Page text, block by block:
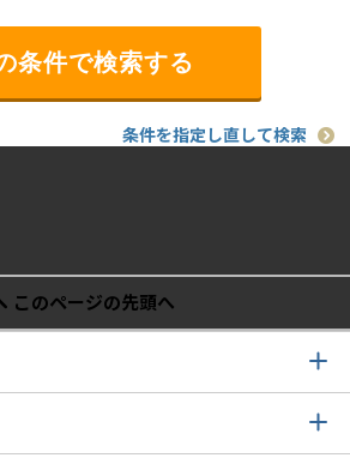
条件を指定し直して検索
このページの先頭へ